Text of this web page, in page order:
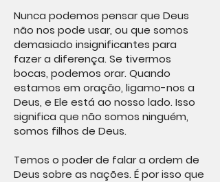
Nunca podemos pensar que Deus
não nos pode usar, ou que somos
demasiado insignificantes para
fazer a diferença. Se tivermos
bocas, podemos orar. Quando
estamos em oração, ligamo-nos a
Deus, e Ele está ao nosso lado. Isso
significa que não somos ninguém,
somos filhos de Deus.
Temos o poder de falar a ordem de
Deus sobre as nações. É por isso que